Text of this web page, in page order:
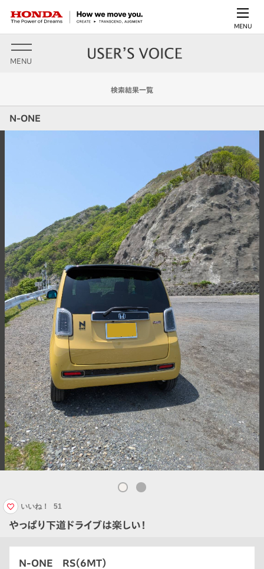
MENU
MENU
検索結果一覧
N-ONE
やっぱり下道ドライブは楽しい！
いいね！ 51
N-ONE RS（6MT）